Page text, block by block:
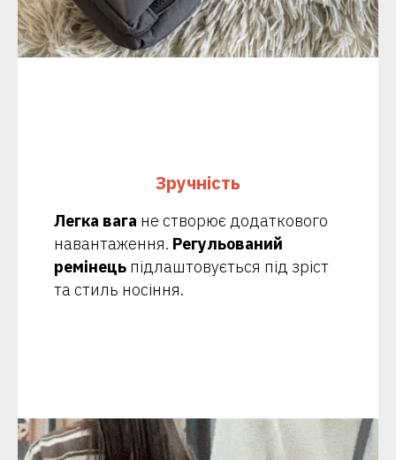
Зручність
Легка вага не створює додаткового
навантаження. Регульований
ремінець підлаштовується під зріст
та стиль носіння.